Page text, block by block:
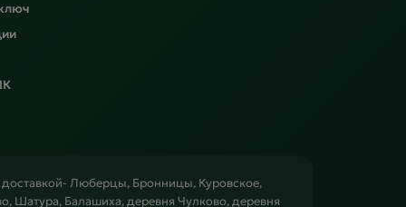
доставкой- Люберцы, Бронницы, Куровское,
Шатура, Балашиха, деревня Чулково, деревня